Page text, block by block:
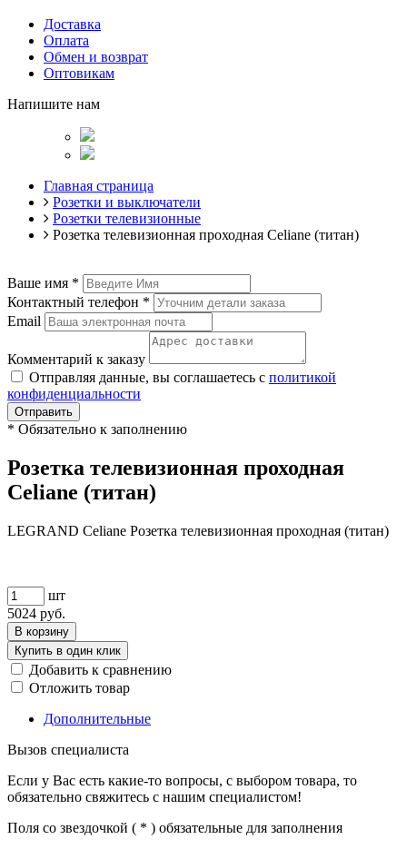
Доставка
Оплата
Обмен и возврат
Оптовикам
Напишите нам
Главная страница
Розетки и выключатели
Розетки телевизионные
Розетка телевизионная проходная Celiane (титан)
Ваше имя *
Контактный телефон *
Email
Комментарий к заказу
Отправляя данные, вы соглашаетесь с политикой
конфиденциальности
Отправить
* Обязательно к заполнению
Розетка телевизионная проходная
Celiane (титан)
LEGRAND Celiane Розетка телевизионная проходная (титан)
шт
5024 руб.
В корзину
Купить в один клик
Добавить к сравнению
Отложить товар
Дополнительные
Вызов специалиста
Если у Вас есть какие-то вопросы, с выбором товара, то
обязательно свяжитесь с нашим специалистом!
Поля со звездочкой ( * ) обязательные для заполнения